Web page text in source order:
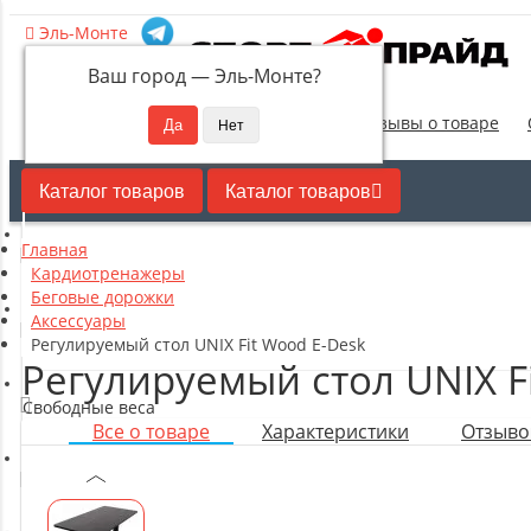
Эль-Монте
Ваш город —Эль-Монте?
Отзывы о товаре
Каталог товаров Каталог товаров
Кардиотренажеры
Силовые тренажеры
Свободные веса
Оборудование для настольного тенниса
Главная
Кардиотренажеры
Беговые дорожки
Аксессуары
Регулируемый стол UNIX Fit Wood E-Desk
Регулируемый стол UNIX
Все о товаре Характеристики